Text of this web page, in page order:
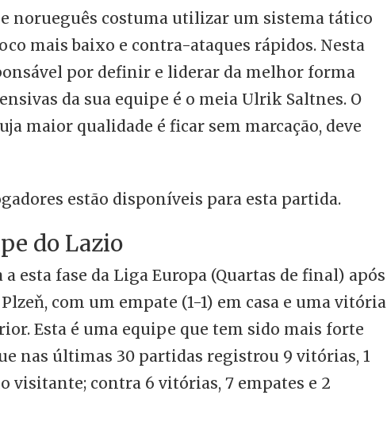
norueguês costuma utilizar um sistema tático
mais baixo e contra-ataques rápidos. Nesta
por definir e liderar da melhor forma
da sua equipe é o meia Ulrik Saltnes. O
maior qualidade é ficar sem marcação, deve
estão disponíveis para esta partida.
do Lazio
esta fase da Liga Europa (Quartas de final) após
com um empate (1-1) em casa e uma vitória
Esta é uma equipe que tem sido mais forte
nas últimas 30 partidas registrou 9 vitórias, 1
visitante; contra 6 vitórias, 7 empates e 2